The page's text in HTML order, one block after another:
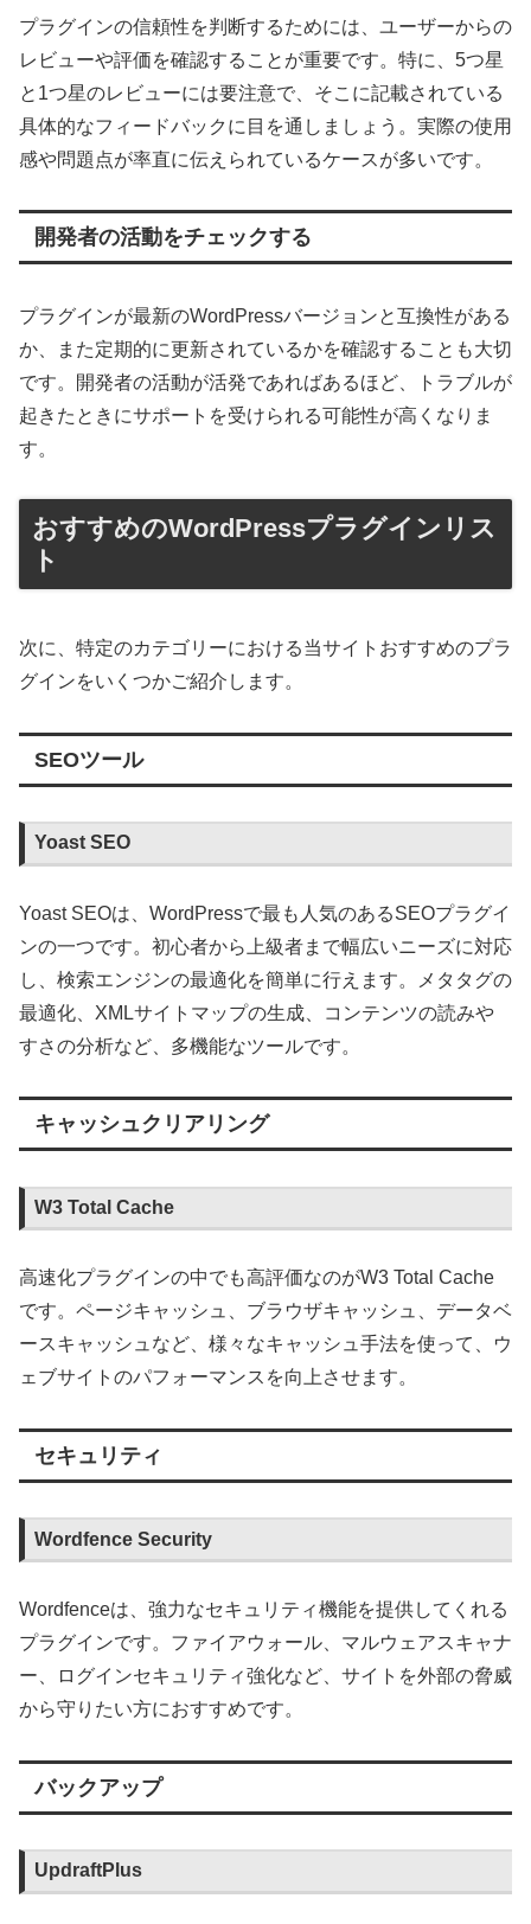
プラグインの信頼性を判断するためには、ユーザーからの
レビューや評価を確認することが重要です。特に、5つ星
と1つ星のレビューには要注意で、そこに記載されている
具体的なフィードバックに目を通しましょう。実際の使用
感や問題点が率直に伝えられているケースが多いです。
開発者の活動をチェックする
プラグインが最新のWordPressバージョンと互換性がある
か、また定期的に更新されているかを確認することも大切
です。開発者の活動が活発であればあるほど、トラブルが
起きたときにサポートを受けられる可能性が高くなりま
す。
おすすめのWordPressプラグインリス
ト
次に、特定のカテゴリーにおける当サイトおすすめのプラ
グインをいくつかご紹介します。
SEOツール
Yoast SEO
Yoast SEOは、WordPressで最も人気のあるSEOプラグイ
ンの一つです。初心者から上級者まで幅広いニーズに対応
し、検索エンジンの最適化を簡単に行えます。メタタグの
最適化、XMLサイトマップの生成、コンテンツの読みや
すさの分析など、多機能なツールです。
キャッシュクリアリング
W3 Total Cache
高速化プラグインの中でも高評価なのがW3 Total Cache
です。ページキャッシュ、ブラウザキャッシュ、データベ
ースキャッシュなど、様々なキャッシュ手法を使って、ウ
ェブサイトのパフォーマンスを向上させます。
セキュリティ
Wordfence Security
Wordfenceは、強力なセキュリティ機能を提供してくれる
プラグインです。ファイアウォール、マルウェアスキャナ
ー、ログインセキュリティ強化など、サイトを外部の脅威
から守りたい方におすすめです。
バックアップ
UpdraftPlus